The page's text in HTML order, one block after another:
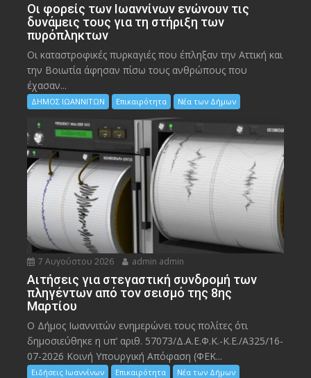
Οι φορείς των Ιωαννίνων ενώνουν τις
δυνάμεις τους για τη στήριξη των
πυρόπληκτων
Οι καταστροφικές πυρκαγιές που έπληξαν την Αττική και
την Bοιωτία άφησαν πίσω τους ανθρώπους που
έχασαν...
ΔΗΜΟΣ ΙΩΑΝΝΙΤΩΝ Επικαιρότητα Νέα των Δήμων
7 Αυγούστου 2026 admin admin
Αιτήσεις για στεγαστική συνδρομή των
πληγέντων από τον σεισμό της 8ης
Μαρτίου
Ο Δήμος Ιωαννιτών ενημερώνει τους πολίτες ότι
δημοσιεύθηκε η υπ’ αριθ. 57073/Δ.Α.Ε.Φ.Κ.-Κ.Ε./Α325/16-
07-2026 Κοινή Υπουργική Απόφαση (ΦΕΚ...
Ειδήσεις Ιωαννίνων Επικαιρότητα Νέα των Δήμων